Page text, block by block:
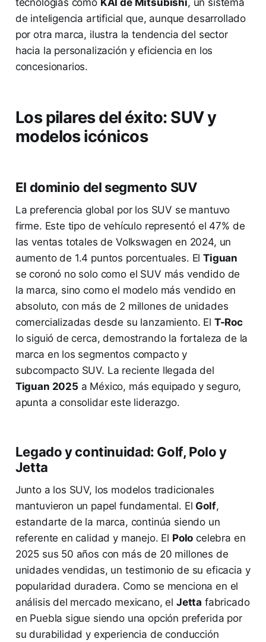
tecnologías como KAI de Mitsubishi, un sistema
de inteligencia artificial que, aunque desarrollado
por otra marca, ilustra la tendencia del sector
hacia la personalización y eficiencia en los
concesionarios.
Los pilares del éxito: SUV y
modelos icónicos
El dominio del segmento SUV
La preferencia global por los SUV se mantuvo
firme. Este tipo de vehículo representó el 47% de
las ventas totales de Volkswagen en 2024, un
aumento de 1.4 puntos porcentuales. ElTiguan
se coronó no solo como el SUV más vendido de
la marca, sino como el modelo más vendido en
absoluto, con más de 2 millones de unidades
comercializadas desde su lanzamiento. El T-Roc
lo siguió de cerca, demostrando la fortaleza de la
marca en los segmentos compacto y
subcompacto SUV. La reciente llegada del
Tiguan 2025 a México, más equipado y seguro,
apunta a consolidar este liderazgo.
Legado y continuidad: Golf, Polo y
Jetta
Junto a los SUV, los modelos tradicionales
mantuvieron un papel fundamental. El Golf,
estandarte de la marca, continúa siendo un
referente en calidad y manejo. El Polo celebra en
2025 sus 50 años con más de 20 millones de
unidades vendidas, un testimonio de su eficacia y
popularidad duradera. Como se menciona en el
análisis del mercado mexicano, el Jetta fabricado
en Puebla sigue siendo una opción preferida por
su durabilidad y experiencia de conducción